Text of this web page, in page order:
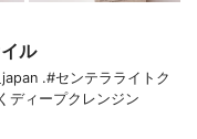
ル
.#センテラライトク
ディープクレンジン